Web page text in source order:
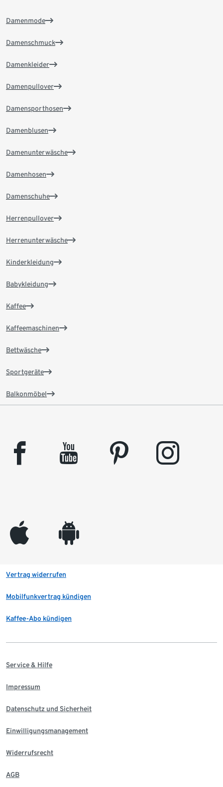
Damenmode
Damenschmuck
Damenkleider
Damenpullover
Damensporthosen
Damenblusen
Damenunterwäsche
Damenhosen
Damenschuhe
Herrenpullover
Herrenunterwäsche
Kinderkleidung
Babykleidung
Kaffee
Kaffeemaschinen
Bettwäsche
Sportgeräte
Balkonmöbel
facebook youtube pinterest instagram
appleinc android
Vertrag widerrufen
Mobilfunkvertrag kündigen
Kaffee-Abo kündigen
Service & Hilfe
Impressum
Datenschutz und Sicherheit
Einwilligungsmanagement
Widerrufsrecht
AGB